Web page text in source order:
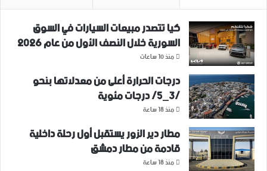
كيا تتصدر مبيعات السيارات في السوق
السورية خلال النصف الأول من عام 2026
منذ 10 ساعات
درجات الحرارة أعلى من معدلاتها بنحو
/3_5/ درجات مئوية
منذ 18 ساعة
مطار دير الزور يستقبل أول رحلة داخلية
قادمة من مطار دمشق
منذ 18 ساعة